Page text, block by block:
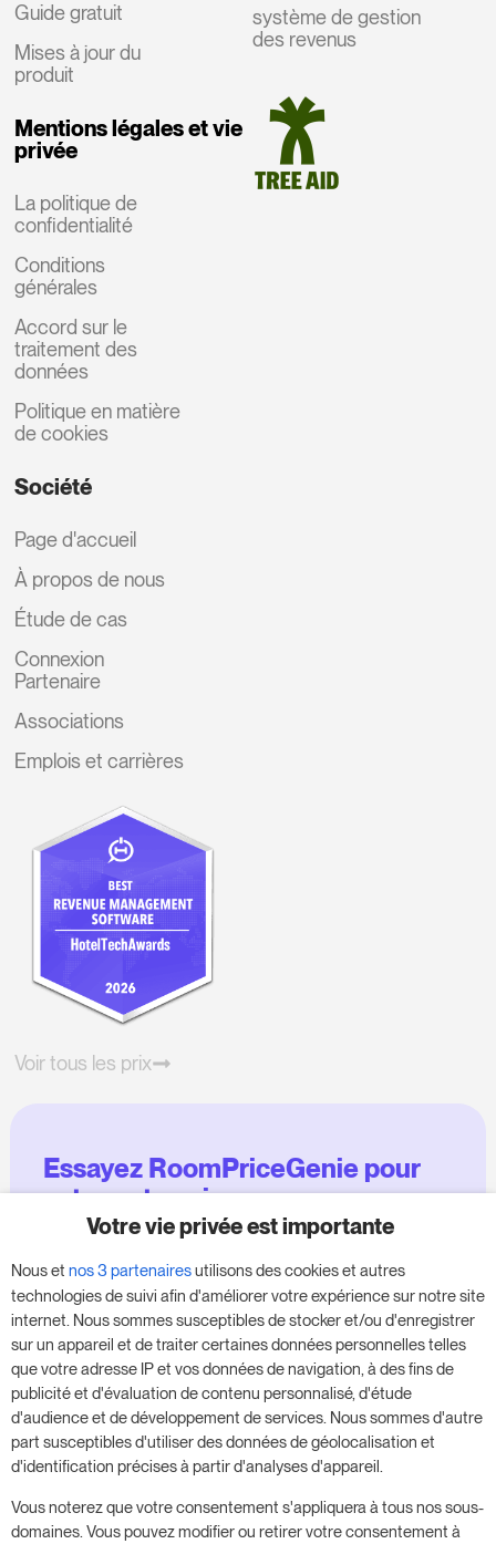
Guide gratuit
Mises à jour du
produit
Mentions légales et vie
privée
La politique de
confidentialité
Conditions
générales
Accord sur le
traitement des
données
Politique en matière
de cookies
système de gestion
des revenus
Société
Page d'accueil
À propos de nous
Étude de cas
Connexion
Partenaire
Associations
Emplois et carrières
Voir tous les prix
Essayez RoomPriceGenie pour
votre entreprise
donnez un coup de fouet à votre entreprise,
sans aucune obligation.
Réservez une réunion pour commencer votre
essai gratuit de 14 jours.
Votre vie privée est importante
Nous et nos 3 partenairesutilisons des cookies et autres
technologies de suivi afin d'améliorer votre expérience sur notre site
internet. Nous sommes susceptibles de stocker et/ou d'enregistrer
sur un appareil et de traiter certaines données personnelles telles
que votre adresse IP et vos données de navigation, à des fins de
publicité et d'évaluation de contenu personnalisé, d'étude
d'audience et de développement de services. Nous sommes d'autre
part susceptibles d'utiliser des données de géolocalisation et
d'identification précises à partir d'analyses d'appareil.
Vous noterez que votre consentement s'appliquera à tous nos sous-
domaines. Vous pouvez modifier ou retirer votre consentement à